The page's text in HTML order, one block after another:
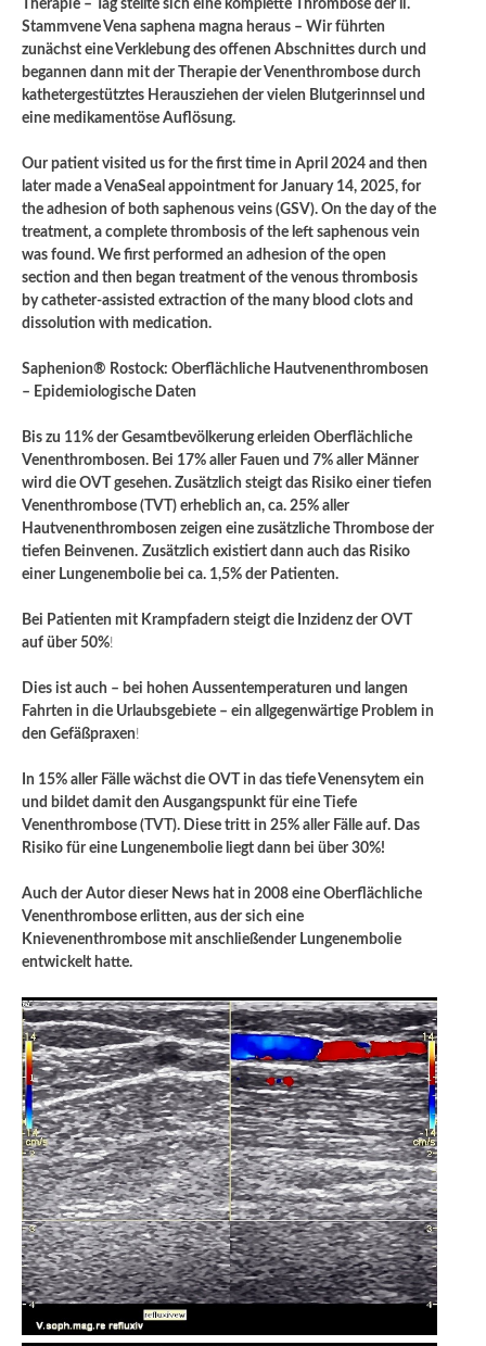
Therapie – Tag stellte sich eine komplette Thrombose der li.
Stammvene Vena saphena magna heraus – Wir führten
zunächst eine Verklebung des offenen Abschnittes durch und
begannen dann mit der Therapie der Venenthrombose durch
kathetergestütztes Herausziehen der vielen Blutgerinnsel und
eine medikamentöse Auflösung.
Our patient visited us for the first time in April 2024 and then
later made a VenaSeal appointment for January 14, 2025, for
the adhesion of both saphenous veins (GSV). On the day of the
treatment, a complete thrombosis of the left saphenous vein
was found. We first performed an adhesion of the open
section and then began treatment of the venous thrombosis
by catheter-assisted extraction of the many blood clots and
dissolution with medication.
Saphenion® Rostock: Oberflächliche Hautvenenthrombosen
– Epidemiologische Daten
Bis zu 11% der Gesamtbevölkerung erleiden Oberflächliche
Venenthrombosen. Bei 17% aller Fauen und 7% aller Männer
wird die OVT gesehen. Zusätzlich steigt das Risiko einer tiefen
Venenthrombose (TVT) erheblich an, ca. 25% aller
Hautvenenthrombosen zeigen eine zusätzliche Thrombose der
tiefen Beinvenen. Zusätzlich existiert dann auch das Risiko
einer Lungenembolie bei ca. 1,5% der Patienten.
Bei Patienten mit Krampfadern steigt die Inzidenz der OVT
auf über 50%!
Dies ist auch – bei hohen Aussentemperaturen und langen
Fahrten in die Urlaubsgebiete – ein allgegenwärtige Problem in
den Gefäßpraxen!
In 15% aller Fälle wächst die OVT in das tiefe Venensytem ein
und bildet damit den Ausgangspunkt für eine Tiefe
Venenthrombose (TVT). Diese tritt in 25% aller Fälle auf. Das
Risiko für eine Lungenembolie liegt dann bei über 30%!
Auch der Autor dieser News hat in 2008 eine Oberflächliche
Venenthrombose erlitten, aus der sich eine
Knievenenthrombose mit anschließender Lungenembolie
entwickelt hatte.